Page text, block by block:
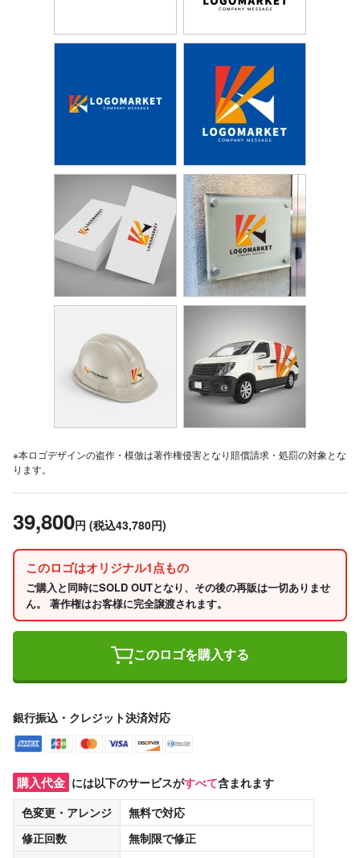
※本ロゴデザインの盗作・模倣は著作権侵害となり賠償請求・処罰の対象とな
ります。
39,800円 (税込43,780円)
このロゴはオリジナル1点もの
ご購入と同時にSOLD OUTとなり、その後の再販は一切ありませ
ん。 著作権はお客様に完全譲渡されます。
このロゴを購入する
銀行振込・クレジット決済対応
購入代金 には以下のサービスがすべて含まれます
色変更・アレンジ
無料で対応
修正回数
無制限で修正